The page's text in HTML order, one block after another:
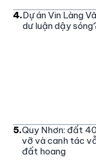
4.Dự án Vin Làng
dư luận dậy
5.Quy Nhơn: đất
vỡ và canh tác
đất hoang